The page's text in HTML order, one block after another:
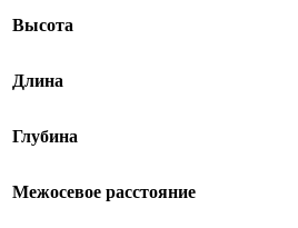
Высота
Длина
Глубина
Межосевое расстояние